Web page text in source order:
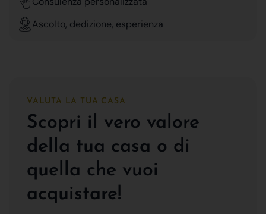
Ascolto, dedizione, esperienza
VALUTA LA TUA CASA
Scopri il vero valore
della tua casa o di
quella che vuoi
acquistare!